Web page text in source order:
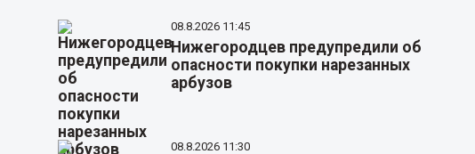
08.8.2026 11:45
Нижегородцев предупредили об
опасности покупки нарезанных
арбузов
08.8.2026 11:30